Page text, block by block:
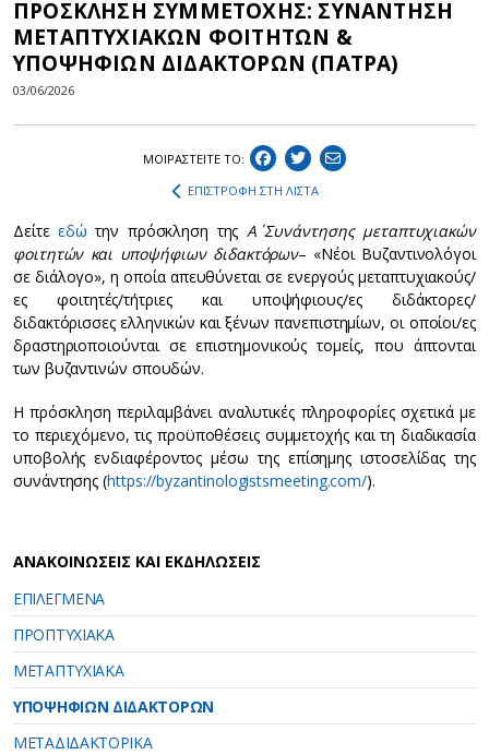
ΠΡΟΣΚΛΗΣΗ ΣΥΜΜΕΤΟΧΗΣ: ΣΥΝΑΝΤΗΣΗ
ΜΕΤΑΠΤΥΧΙΑΚΩΝ ΦΟΙΤΗΤΩΝ &
ΥΠΟΨΗΦΙΩΝ ΔΙΔΑΚΤΟΡΩΝ (ΠΑΤΡΑ)
03/06/2026
ΜΟΙΡΑΣΤEIΤΕ ΤΟ:
ΕΠΙΣΤΡΟΦΗ ΣΤΗ ΛΙΣΤΑ
Δείτεεδώ την πρόσκληση της Α΄ Συνάντησης μεταπτυχιακών
φοιτητών και υποψήφιων διδακτόρων– «Νέοι Βυζαντινολόγοι
σε διάλογο», η οποία απευθύνεται σε ενεργούς μεταπτυχιακούς/
ες φοιτητές/τήτριες και υποψήφιους/ες διδάκτορες/
διδακτόρισσες ελληνικών και ξένων πανεπιστημίων, οι οποίοι/ες
δραστηριοποιούνται σε επιστημονικούς τομείς, που άπτονται
των βυζαντινών σπουδών.
Η πρόσκληση περιλαμβάνει αναλυτικές πληροφορίες σχετικά με
το περιεχόμενο, τις προϋποθέσεις συμμετοχής και τη διαδικασία
υποβολής ενδιαφέροντος μέσω της επίσημης ιστοσελίδας της
συνάντησης (https://byzantinologistsmeeting.com/).
ΑΝΑΚΟΙΝΩΣΕΙΣ ΚΑΙ ΕΚΔΗΛΩΣΕΙΣ
ΕΠΙΛΕΓΜΕΝΑ
ΠΡΟΠΤΥΧΙΑΚΑ
ΜΕΤΑΠΤΥΧΙΑΚΑ
ΥΠΟΨΗΦΙΩΝ ΔΙΔΑΚΤΟΡΩΝ
ΜΕΤΑΔΙΔΑΚΤΟΡΙΚΑ